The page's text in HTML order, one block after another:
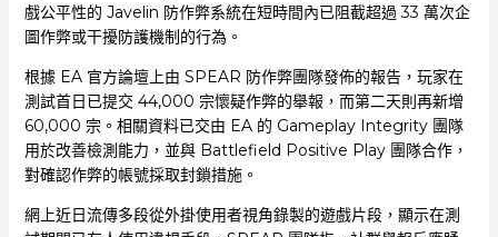
戲公平性的 Javelin 防作弊系統在短時間內已阻截超過 33 萬次企
圖作弊或干擾防護機制的行為。
根據 EA 官方論壇上由 SPEAR 防作弊團隊發佈的報告，玩家在
測試首日已提交 44,000 宗懷疑作弊的舉報，而第二天則再新增
60,000 宗。相關資料已交由 EA 的 Gameplay Integrity 團隊
用於改善檢測能力，並與 Battlefield Positive Play 團隊合作，
對確認作弊的帳號採取封鎖措施。
網上近日流傳多段從外掛使用者視角錄製的遊戲片段，顯示在測